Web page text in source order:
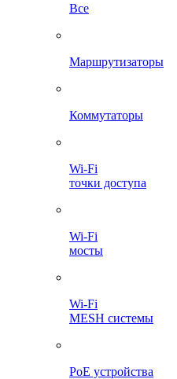
Все
Маршрутизаторы
Коммутаторы
Wi-Fi
точки доступа
Wi-Fi
мосты
Wi-Fi
MESH системы
PoE устройства